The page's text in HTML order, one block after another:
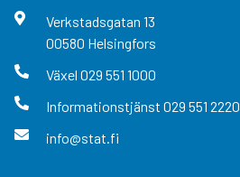
Verkstadsgatan 13
00580 Helsingfors
Växel 029 551 1000
Informationstjänst 029 551 2220
info@stat.fi